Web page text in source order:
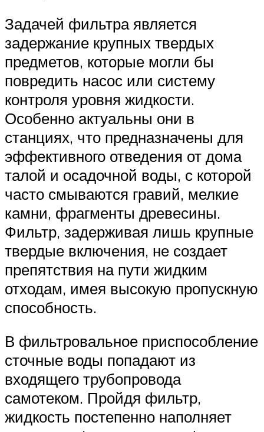
Задачей фильтра является
задержание крупных твердых
предметов, которые могли бы
повредить насос или систему
контроля уровня жидкости.
Особенно актуальны они в
станциях, что предназначены для
эффективного отведения от дома
талой и осадочной воды, с которой
часто смываются гравий, мелкие
камни, фрагменты древесины.
Фильтр, задерживая лишь крупные
твердые включения, не создает
препятствия на пути жидким
отходам, имея высокую пропускную
способность.
В фильтровальное приспособление
сточные воды попадают из
входящего трубопровода
самотеком. Пройдя фильтр,
жидкость постепенно наполняет